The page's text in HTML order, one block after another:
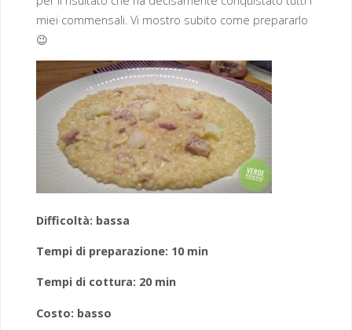
miei commensali. Vi mostro subito come prepararlo
😉
Difficoltà: bassa
Tempi di preparazione: 10 min
Tempi di cottura: 20 min
Costo: basso